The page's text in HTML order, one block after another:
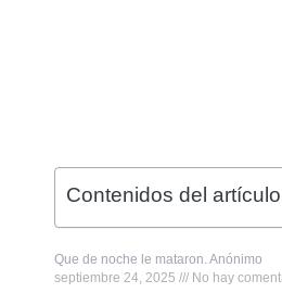
Contenidos del artículo
Que de noche le mataron. Anónimo
septiembre 24, 2025
No hay